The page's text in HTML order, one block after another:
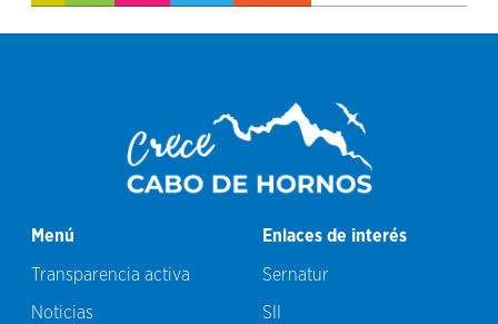
Menú
Transparencia activa
Noticias
Enlaces de interés
Sernatur
SII